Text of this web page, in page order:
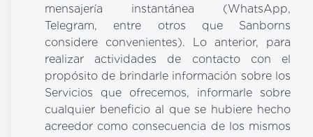
mensajería instantánea (WhatsApp,
Telegram, entre otros que Sanborns
considere convenientes). Lo anterior, para
realizar actividades de contacto con el
propósito de brindarle información sobre los
Servicios que ofrecemos, informarle sobre
cualquier beneficio al que se hubiere hecho
acreedor como consecuencia de los mismos